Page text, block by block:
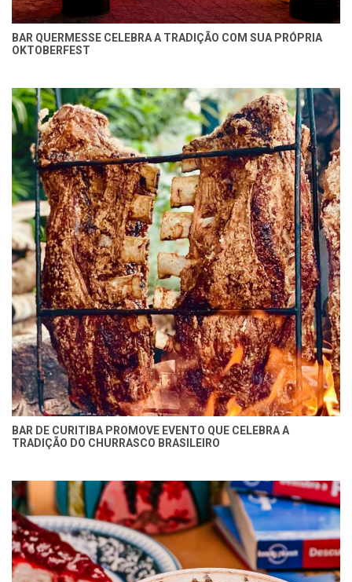
BAR QUERMESSE CELEBRA A TRADIÇÃO COM SUA PRÓPRIA
OKTOBERFEST
BAR DE CURITIBA PROMOVE EVENTO QUE CELEBRA A
TRADIÇÃO DO CHURRASCO BRASILEIRO